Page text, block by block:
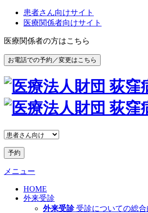
患者さん向けサイト
医療関係者向けサイト
医療関係者の方はこちら
お電話での予約／変更はこちら
予約
メニュー
HOME
外来受診
外来受診 受診についての総